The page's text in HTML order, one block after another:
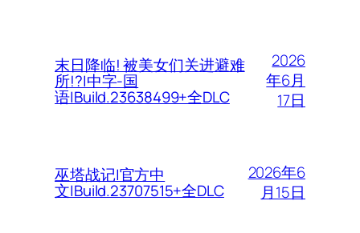
末日降临! 被美女们关进避难
所!?|中字-国
语|Build.23638499+全DLC
2026
年6月
17日
巫塔战记|官方中
文|Build.23707515+全DLC
2026年6
月15日